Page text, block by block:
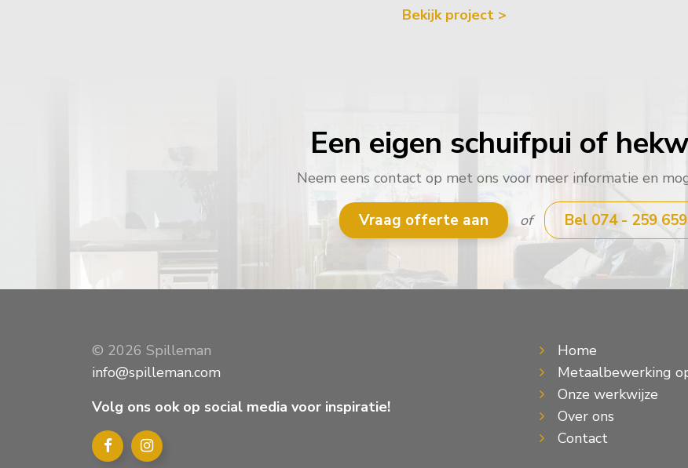
Bekijk project >
Een eigen schuifpui of
Neem eens contact op met ons voor meer informatie en
Vraag offerte aan of Bel 074 - 259
© 2026 Spilleman
info@spilleman.com
Volg ons ook op social media voor inspiratie!
Home
Metaalbewerking
Onze werkwijze
Over ons
Contact